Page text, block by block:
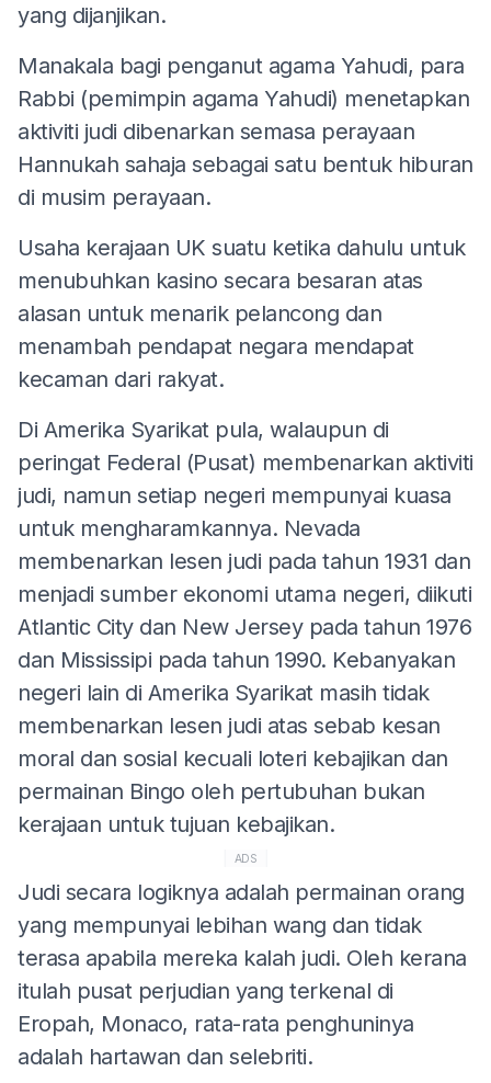
yang dijanjikan.
Manakala bagi penganut agama Yahudi, para
Rabbi (pemimpin agama Yahudi) menetapkan
aktiviti judi dibenarkan semasa perayaan
Hannukah sahaja sebagai satu bentuk hiburan
di musim perayaan.
Usaha kerajaan UK suatu ketika dahulu untuk
menubuhkan kasino secara besaran atas
alasan untuk menarik pelancong dan
menambah pendapat negara mendapat
kecaman dari rakyat.
Di Amerika Syarikat pula, walaupun di
peringat Federal (Pusat) membenarkan aktiviti
judi, namun setiap negeri mempunyai kuasa
untuk mengharamkannya. Nevada
membenarkan lesen judi pada tahun 1931 dan
menjadi sumber ekonomi utama negeri, diikuti
Atlantic City dan New Jersey pada tahun 1976
dan Mississipi pada tahun 1990. Kebanyakan
negeri lain di Amerika Syarikat masih tidak
membenarkan lesen judi atas sebab kesan
moral dan sosial kecuali loteri kebajikan dan
permainan Bingo oleh pertubuhan bukan
kerajaan untuk tujuan kebajikan.
ADS
Judi secara logiknya adalah permainan orang
yang mempunyai lebihan wang dan tidak
terasa apabila mereka kalah judi. Oleh kerana
itulah pusat perjudian yang terkenal di
Eropah, Monaco, rata-rata penghuninya
adalah hartawan dan selebriti.